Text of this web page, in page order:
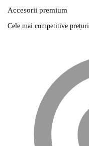
Accesorii premium
Cele mai competitive prețuri